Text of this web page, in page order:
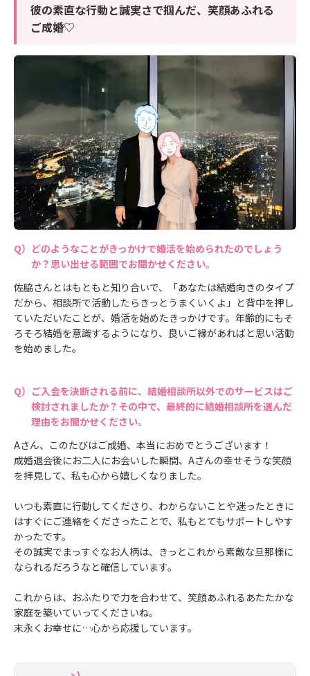
彼の素直な行動と誠実さで掴んだ、笑顔あふれる
ご成婚♡
どのようなことがきっかけで婚活を始められたのでしょう
か？思い出せる範囲でお聞かせください。
佐脇さんとはもともと知り合いで、「あなたは結婚向きのタイプ
だから、相談所で活動したらきっとうまくいくよ」と背中を押し
ていただいたことが、婚活を始めたきっかけです。年齢的にもそ
ろそろ結婚を意識するようになり、良いご縁があればと思い活動
を始めました。
ご入会を決断される前に、結婚相談所以外でのサービスはご
検討されましたか？その中で、最終的に結婚相談所を選んだ
理由をお聞かせください。
Aさん、このたびはご成婚、本当におめでとうございます！
成婚退会後にお二人にお会いした瞬間、Aさんの幸せそうな笑顔
を拝見して、私も心から嬉しくなりました。
いつも素直に行動してくださり、わからないことや迷ったときに
はすぐにご連絡をくださったことで、私もとてもサポートしやす
かったです。
その誠実でまっすぐなお人柄は、きっとこれから素敵な旦那様に
なられるだろうなと確信しています。
これからは、おふたりで力を合わせて、笑顔あふれるあたたかな
家庭を築いていってくださいね。
末永くお幸せに…心から応援しています。